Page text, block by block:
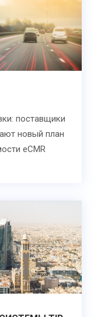
поставщики
новый план
eCMR